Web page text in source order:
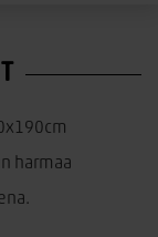
harmaa